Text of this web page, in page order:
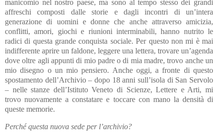
manicomio nel nostro paese, ma sono al tempo stesso dei grandi
affreschi composti dalle storie e dagli incontri di un’intera
generazione di uomini e donne che anche attraverso amicizia,
conflitti, amori, giochi e riunioni interminabili, hanno nutrito le
radici di questa grande conquista sociale. Per questo non mi è mai
indifferente aprire un faldone, leggere una lettera, trovare un’agenda
dove oltre agli appunti di mio padre o di mia madre, trovo anche un
mio disegno o un mio pensiero. Anche oggi, a fronte di questo
spostamento dell’Archivio – dopo 18 anni sull’isola di San Servolo
– nelle stanze dell’Istituto Veneto di Scienze, Lettere e Arti, mi
trovo nuovamente a constatare e toccare con mano la densità di
queste memorie.
Perché questa nuova sede per l’archivio?